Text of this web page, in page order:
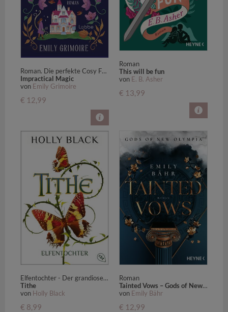
Roman. Die perfekte Cosy Fantasy für Fans von Gilmore Girls und Charmed. Kein Zauber ist so verzwickt wie die Liebe ...
Impractical Magic
von Emily Grimoire
€ 12,99
Roman
This will be fun
von E. B. Asher
€ 13,99
Elfentochter - Der grandiose erste Roman der SPIEGEL-Bestsellerautorin
Tithe
von Holly Black
€ 8,99
Roman
Tainted Vows – Gods of New Olympia
von Emily Bähr
€ 12,99